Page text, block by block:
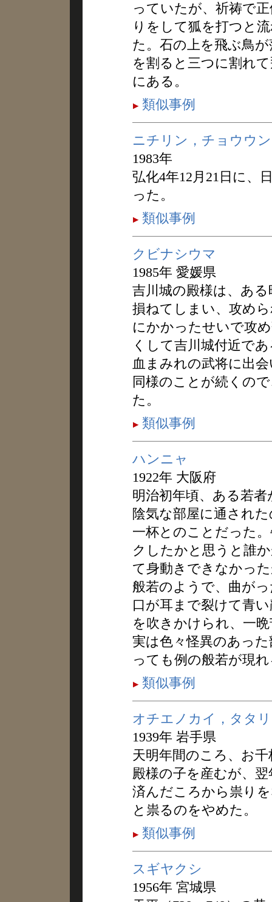
っていたが、祈祷で
りをして狐を打つと
た。石の上を飛ぶ鳥
を割ると三つに割れ
にある。
類似事例
ニチリン，チョウウン
1983年
弘化4年12月21日に、
った。
類似事例
クビナシウマ
1985年 愛媛県
吉川城の殿様は、あ
損ねてしまい、攻め
にかかったせいで攻
くして吉川城付近で
血まみれの武将に出
同様のことが続くの
た。
類似事例
ハンニャ
1922年 大阪府
明治初年頃、ある若
陰気な部屋に通され
一杯とのことだった
クしたかと思うと誰
て身動きできなかっ
般若のようで、曲が
口が耳まで裂けて青
を吹きかけられ、一
実は色々怪異のあっ
っても例の般若が現
類似事例
オチエノカイ，タタリ
1939年 岩手県
天明年間のころ、お
殿様の子を産むが、
済んだころから祟り
と祟るのをやめた。
類似事例
スギヤクシ
1956年 宮城県